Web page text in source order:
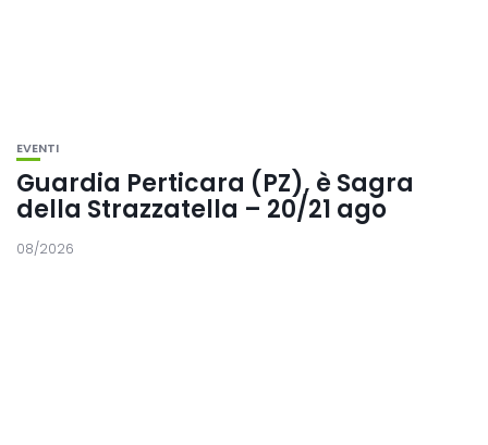
EVENTI
Guardia Perticara (PZ), è Sagra
della Strazzatella – 20/21 ago
08/2026